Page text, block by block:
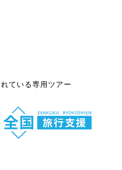
ている専用ツアー